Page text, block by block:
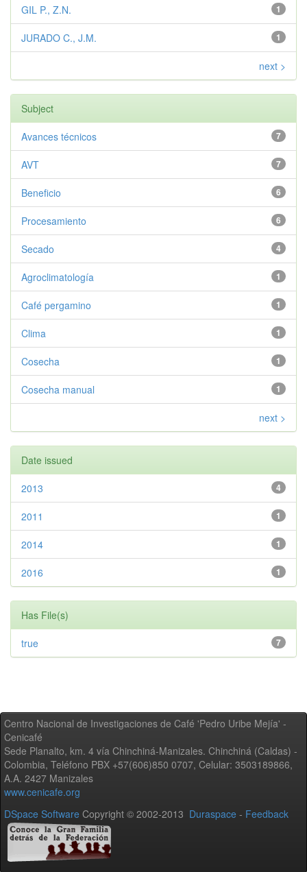
1
GIL P., Z.N.
1
JURADO C., J.M.
next >
Subject
7
Avances técnicos
7
AVT
6
Beneficio
6
Procesamiento
4
Secado
1
Agroclimatología
1
Café pergamino
1
Clima
1
Cosecha
1
Cosecha manual
next >
Date issued
4
2013
1
2011
1
2014
1
2016
Has File(s)
7
true
Centro Nacional de Investigaciones de Café 'Pedro Uribe Mejía' -
Cenicafé
Sede Planalto, km. 4 vía Chinchiná-Manizales. Chinchiná (Caldas) -
Colombia, Teléfono PBX +57(606)850 0707, Celular: 3503189866,
A.A. 2427 Manizales
www.cenicafe.org
DSpace Software Copyright © 2002-2013 Duraspace - Feedback